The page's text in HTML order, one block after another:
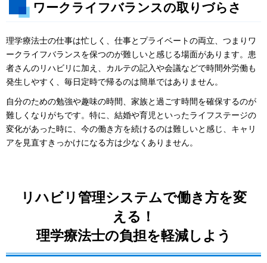
ワークライフバランスの取りづらさ
理学療法士の仕事は忙しく、仕事とプライベートの両立、つまりワ
ークライフバランスを保つのが難しいと感じる場面があります。患
者さんのリハビリに加え、カルテの記入や会議などで時間外労働も
発生しやすく、毎日定時で帰るのは簡単ではありません。
自分のための勉強や趣味の時間、家族と過ごす時間を確保するのが
難しくなりがちです。特に、結婚や育児といったライフステージの
変化があった時に、今の働き方を続けるのは難しいと感じ、キャリ
アを見直すきっかけになる方は少なくありません。
リハビリ管理システムで働き方を変
える！
理学療法士の負担を軽減しよう